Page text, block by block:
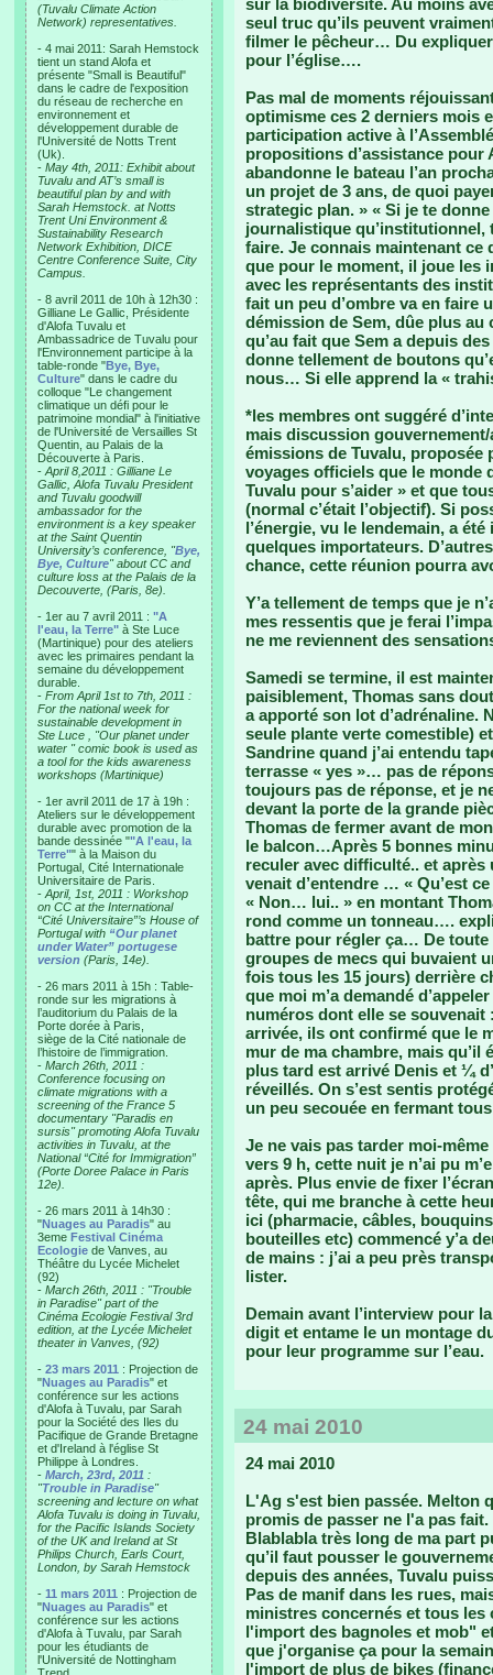
(Tuvalu Climate Action
Network) representatives.
- 4 mai 2011: Sarah Hemstock
tient un stand Alofa et
présente "Small is Beautiful"
dans le cadre de l'exposition
du réseau de recherche en
environnement et
développement durable de
l'Université de Notts Trent
(Uk).
- May 4th, 2011: Exhibit about
Tuvalu and AT’s small is
beautiful plan by and with
Sarah Hemstock. at Notts
Trent Uni Environment &
Sustainability Research
Network Exhibition, DICE
Centre Conference Suite, City
Campus.
- 8 avril 2011 de 10h à 12h30 :
Gilliane Le Gallic, Présidente
d'Alofa Tuvalu et
Ambassadrice de Tuvalu pour
l'Environnement participe à la
table-ronde "Bye, Bye,
Culture" dans le cadre du
colloque "Le changement
climatique un défi pour le
patrimoine mondial" à l'initiative
de l'Université de Versailles St
Quentin, au Palais de la
Découverte à Paris.
- April 8,2011 : Gilliane Le
Gallic, Alofa Tuvalu President
and Tuvalu goodwill
ambassador for the
environment is a key speaker
at the Saint Quentin
University’s conference, "Bye,
Bye, Culture" about CC and
culture loss at the Palais de la
Decouverte, (Paris, 8e).
- 1er au 7 avril 2011 : "A
l'eau, la Terre" à Ste Luce
(Martinique) pour des ateliers
avec les primaires pendant la
semaine du développement
durable.
- From April 1st to 7th, 2011 :
For the national week for
sustainable development in
Ste Luce , "Our planet under
water " comic book is used as
a tool for the kids awareness
workshops (Martinique)
- 1er avril 2011 de 17 à 19h :
Ateliers sur le développement
durable avec promotion de la
bande dessinée ""A l'eau, la
Terre"" à la Maison du
Portugal, Cité Internationale
Universitaire de Paris.
- April, 1st, 2011 : Workshop
on CC at the International
“Cité Universitaire”’s House of
Portugal with “Our planet
under Water” portugese
version (Paris, 14e).
- 26 mars 2011 à 15h : Table-
ronde sur les migrations à
l’auditorium du Palais de la
Porte dorée à Paris,
siège de la Cité nationale de
l’histoire de l’immigration.
- March 26th, 2011 :
Conference focusing on
climate migrations with a
screening of the France 5
documentary "Paradis en
sursis" promoting Alofa Tuvalu
activities in Tuvalu, at the
National “Cité for Immigration”
(Porte Doree Palace in Paris
12e).
- 26 mars 2011 à 14h30 :
"Nuages au Paradis" au
3eme Festival Cinéma
Ecologie de Vanves, au
Théâtre du Lycée Michelet
(92)
- March 26th, 2011 : "Trouble
in Paradise" part of the
Cinéma Ecologie Festival 3rd
edition, at the Lycée Michelet
theater in Vanves, (92)
- 23 mars 2011 : Projection de
"Nuages au Paradis" et
conférence sur les actions
d'Alofa à Tuvalu, par Sarah
pour la Société des Iles du
Pacifique de Grande Bretagne
et d'Ireland à l'église St
Philippe à Londres.
- March, 23rd, 2011 :
"Trouble in Paradise"
screening and lecture on what
Alofa Tuvalu is doing in Tuvalu,
for the Pacific Islands Society
of the UK and Ireland at St
Philips Church, Earls Court,
London, by Sarah Hemstock
- 11 mars 2011 : Projection de
"Nuages au Paradis" et
conférence sur les actions
d'Alofa à Tuvalu, par Sarah
pour les étudiants de
l'Université de Nottingham
sur la biodiversité. Au moins
seul truc qu’ils peuvent
filmer le pêcheur… Du
pour l’église….
Pas mal de moments
optimisme ces 2 derniers mois
participation active à
propositions d’assistance pour
abandonne le bateau l’an
un projet de 3 ans, de quoi
strategic plan. » « Si je te
journalistique qu’institutionnel,
faire. Je connais maintenant ce
que pour le moment, il joue les
avec les représentants des
fait un peu d’ombre va en faire
démission de Sem, dûe plus au
qu’au fait que Sem a depuis
donne tellement de boutons
nous… Si elle apprend la «
*les membres ont suggéré
mais discussion
émissions de Tuvalu, proposée
voyages officiels que le monde
Tuvalu pour s’aider » et que
(normal c’était l’objectif). Si
l’énergie, vu le lendemain, a
quelques importateurs.
chance, cette réunion pourra
Y’a tellement de temps que je
mes ressentis que je ferai
ne me reviennent des
Samedi se termine, il est
paisiblement, Thomas sans
a apporté son lot d’adrénaline.
seule plante verte comestible)
Sandrine quand j’ai entendu
terrasse « yes »… pas de
toujours pas de réponse, et je
devant la porte de la grande
Thomas de fermer avant de
le balcon…Après 5 bonnes
reculer avec difficulté.. et après
venait d’entendre … « Qu’est
« Non… lui.. » en montant
rond comme un tonneau….
battre pour régler ça… De toute
groupes de mecs qui buvaient
fois tous les 15 jours) derrière
que moi m’a demandé
numéros dont elle se
arrivée, ils ont confirmé que le
mur de ma chambre, mais
plus tard est arrivé Denis et ¼
réveillés. On s’est sentis
un peu secouée en fermant
Je ne vais pas tarder moi-
vers 9 h, cette nuit je n’ai pu
après. Plus envie de fixer
tête, qui me branche à cette
ici (pharmacie, câbles,
bouteilles etc) commencé y’a
de mains : j’ai a peu près
lister.
Demain avant l’interview pour
digit et entame le un montage
pour leur programme sur l’eau.
24 mai 2010
24 mai 2010
L'Ag s'est bien passée. Melton
promis de passer ne l'a pas
Blablabla très long de ma part
qu’il faut pousser le
depuis des années, Tuvalu
Pas de manif dans les rues,
ministres concernés et tous
l'import des bagnoles et mob"
que j'organise ça pour la
l'import de plus de bikes